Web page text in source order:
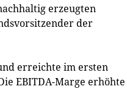
erzeugten
der
erreichte im ersten
EBITDA-Marge erhöhte